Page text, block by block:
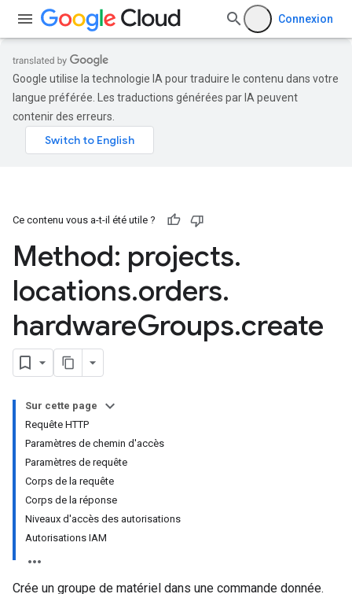
Connexion
Google utilise la technologie IA pour traduire le contenu dans votre
langue préférée. Les traductions générées par IA peuvent
contenir des erreurs.
Ce contenu vous a-t-il été utile ?
Method: projects.
locations.orders.
hardwareGroups.create
Sur cette page
Requête HTTP
Paramètres de chemin d'accès
Paramètres de requête
Corps de la requête
Corps de la réponse
Niveaux d'accès des autorisations
Autorisations IAM
Crée un groupe de matériel dans une commande donnée.